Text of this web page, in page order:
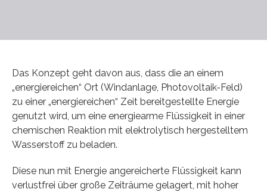
Das Konzept geht davon aus, dass die an einem
„energiereichen“ Ort (Windanlage, Photovoltaik-Feld)
zu einer „energiereichen“ Zeit bereitgestellte Energie
genutzt wird, um eine energiearme Flüssigkeit in einer
chemischen Reaktion mit elektrolytisch hergestelltem
Wasserstoff zu beladen.
Diese nun mit Energie angereicherte Flüssigkeit kann
verlustfrei über große Zeiträume gelagert, mit hoher